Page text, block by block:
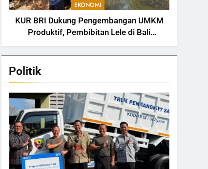
EKONOMI
KUR BRI Dukung Pengembangan UMKM
Produktif, Pembibitan Lele di Bali
Tingkatkan Kapasitas Produksi
Politik